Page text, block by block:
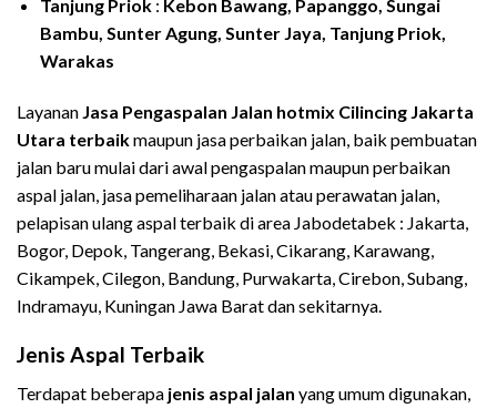
Tanjung Priok: Kebon Bawang, Papanggo, Sungai
Bambu, Sunter Agung, Sunter Jaya, Tanjung Priok,
Warakas
Layanan Jasa Pengaspalan Jalan hotmix Cilincing Jakarta
Utara terbaikmaupun jasa perbaikan jalan, baik pembuatan
jalan baru mulai dari awal pengaspalan maupun perbaikan
aspal jalan, jasa pemeliharaan jalan atau perawatan jalan,
pelapisan ulang aspal terbaik di area Jabodetabek : Jakarta,
Bogor, Depok, Tangerang, Bekasi, Cikarang, Karawang,
Cikampek, Cilegon, Bandung, Purwakarta, Cirebon, Subang,
Indramayu, Kuningan Jawa Barat dan sekitarnya.
Jenis Aspal Terbaik
Terdapat beberapa jenis aspal jalan yang umum digunakan,